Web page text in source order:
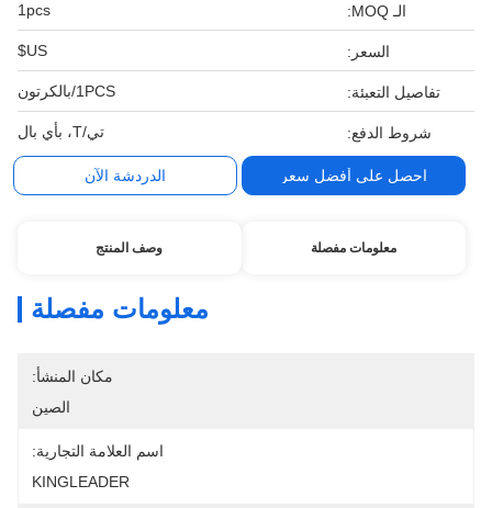
الـ MOQ: 1pcs
السعر: US$
تفاصيل التعبئة: 1PCS/بالكرتون
شروط الدفع: تي/T، بأي بال
احصل على أفضل سعر الدردشة الآن
معلومات مفصلة وصف المنتج
معلومات مفصلة
مكان المنشأ:
الصين
اسم العلامة التجارية:
KINGLEADER